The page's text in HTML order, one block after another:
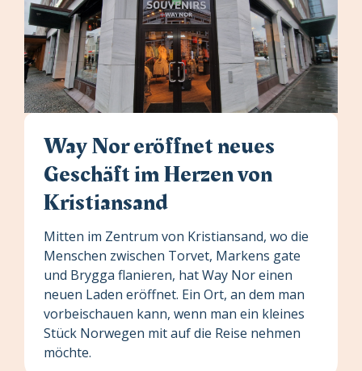
Way Nor eröffnet neues
Geschäft im Herzen von
Kristiansand
Mitten im Zentrum von Kristiansand, wo die
Menschen zwischen Torvet, Markens gate
und Brygga flanieren, hat Way Nor einen
neuen Laden eröffnet. Ein Ort, an dem man
vorbeischauen kann, wenn man ein kleines
Stück Norwegen mit auf die Reise nehmen
möchte.